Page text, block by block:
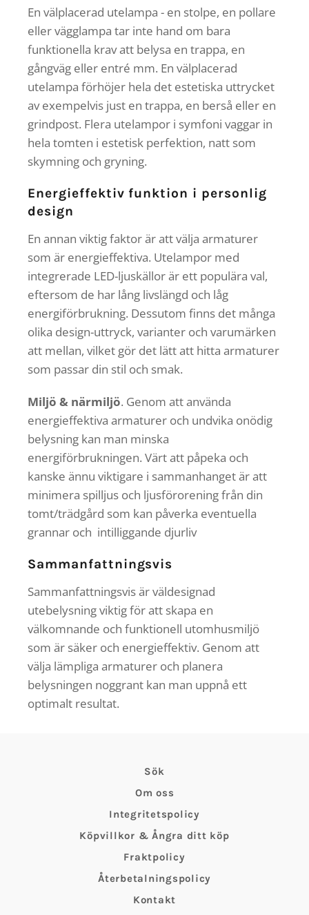
En välplacerad utelampa - en stolpe, en pollare
eller vägglampa tar inte hand om bara
funktionella krav att belysa en trappa, en
gångväg eller entré mm. En välplacerad
utelampa förhöjer hela det estetiska uttrycket
av exempelvis just en trappa, en berså eller en
grindpost. Flera utelampor i symfoni vaggar in
hela tomten i estetisk perfektion, natt som
skymning och gryning.
Energieffektiv funktion i personlig
design
En annan viktig faktor är att välja armaturer
som är energieffektiva. Utelampor med
integrerade LED-ljuskällor är ett populära val,
eftersom de har lång livslängd och låg
energiförbrukning. Dessutom finns det många
olika design-uttryck, varianter och varumärken
att mellan, vilket gör det lätt att hitta armaturer
som passar din stil och smak.
Miljö & närmiljö. Genom att använda
energieffektiva armaturer och undvika onödig
belysning kan man minska
energiförbrukningen. Värt att påpeka och
kanske ännu viktigare i sammanhanget är att
minimera spilljus och ljusförorening från din
tomt/trädgård som kan påverka eventuella
grannar och intilliggande djurliv
Sammanfattningsvis
Sammanfattningsvis är väldesignad
utebelysning viktig för att skapa en
välkomnande och funktionell utomhusmiljö
som är säker och energieffektiv. Genom att
välja lämpliga armaturer och planera
belysningen noggrant kan man uppnå ett
optimalt resultat.
Sök
Om oss
Integritetspolicy
Köpvillkor & Ångra ditt köp
Fraktpolicy
Återbetalningspolicy
Kontakt